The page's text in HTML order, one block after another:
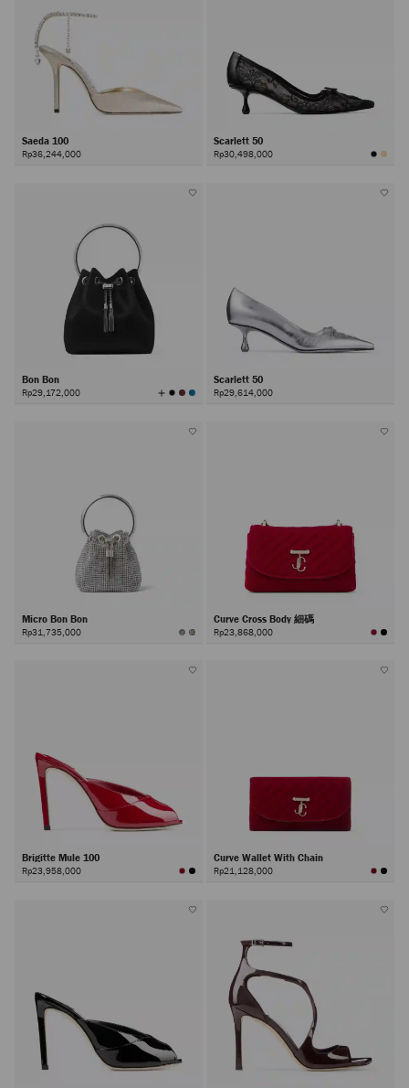
Saeda 100
Rp36,244,000
Scarlett 50
Rp30,498,000
Bon Bon
Rp29,172,000 查
看
Scarlett 50
Rp29,614,000
Micro Bon Bon
Rp31,735,000
Curve Cross Body 細碼
Rp23,868,000
Brigitte Mule 100
Rp23,958,000
Curve Wallet With Chain
Rp21,128,000